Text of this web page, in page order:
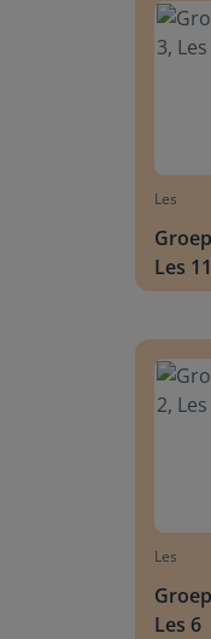
Les
Les 11
Les
Les 6